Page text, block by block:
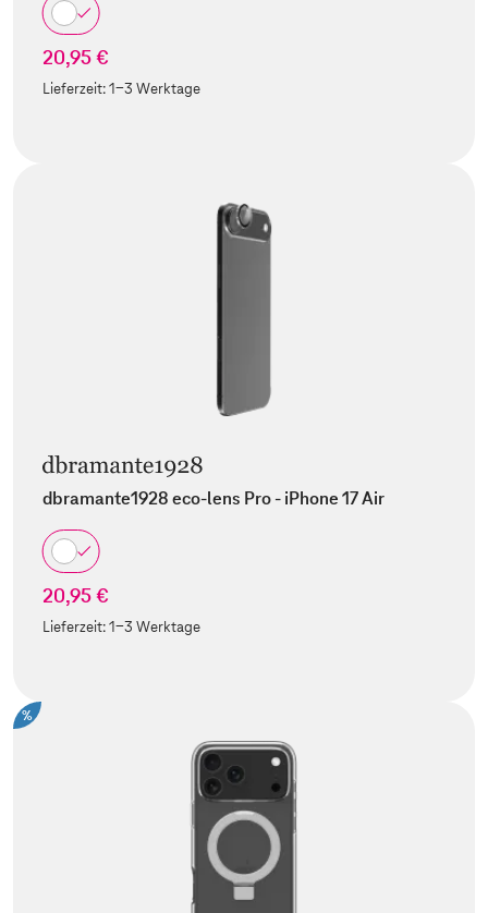
20,95 €
Lieferzeit:1-3 Werktage
dbramante1928 eco-lens Pro - iPhone 17 Air
20,95 €
Lieferzeit:1-3 Werktage
%